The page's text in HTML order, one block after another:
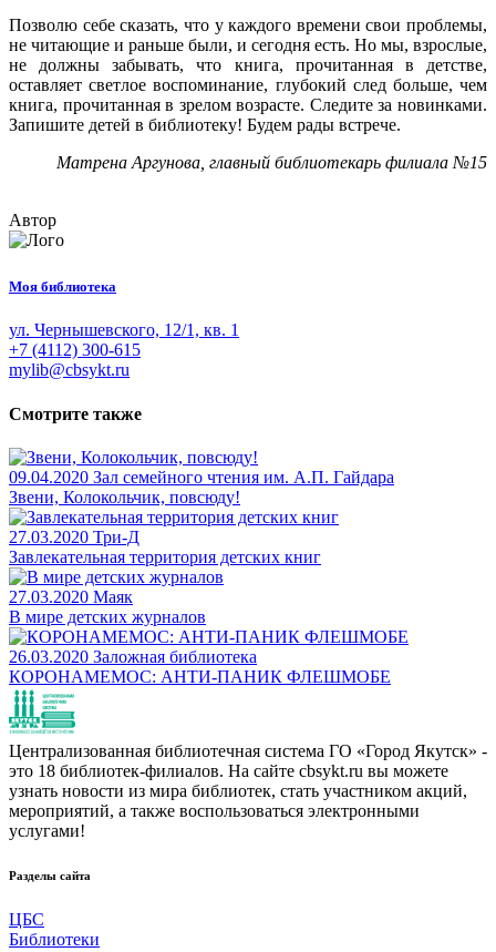
Позволю себе сказать, что у каждого времени свои проблемы,
не читающие и раньше были, и сегодня есть. Но мы, взрослые,
не должны забывать, что книга, прочитанная в детстве,
оставляет светлое воспоминание, глубокий след больше, чем
книга, прочитанная в зрелом возрасте. Следите за новинками.
Запишите детей в библиотеку! Будем рады встрече.
Матрена Аргунова, главный библиотекарь филиала №15
Автор
Моя библиотека
ул. Чернышевского, 12/1, кв. 1
+7 (4112) 300-615
mylib@cbsykt.ru
Смотрите также
09.04.2020 Зал семейного чтения им. А.П. Гайдара
Звени, Колокольчик, повсюду!
27.03.2020 Три-Д
Завлекательная территория детских книг
27.03.2020 Маяк
В мире детских журналов
26.03.2020 Заложная библиотека
КОРОНАМЕМОС: АНТИ-ПАНИК ФЛЕШМОБЕ
Централизованная библиотечная система ГО «Город Якутск» -
это 18 библиотек-филиалов. На сайте cbsykt.ru вы можете
узнать новости из мира библиотек, стать участником акций,
мероприятий, а также воспользоваться электронными
услугами!
Разделы сайта
ЦБС
Библиотеки